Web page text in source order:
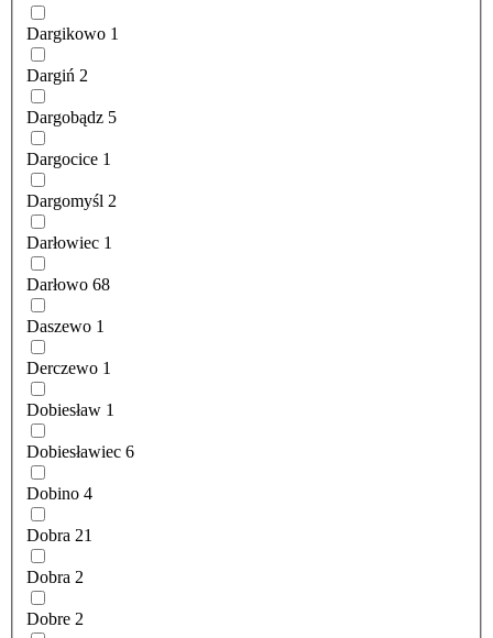
Dargikowo 1
Dargiń 2
Dargobądz 5
Dargocice 1
Dargomyśl 2
Darłowiec 1
Darłowo 68
Daszewo 1
Derczewo 1
Dobiesław 1
Dobiesławiec 6
Dobino 4
Dobra 21
Dobra 2
Dobre 2